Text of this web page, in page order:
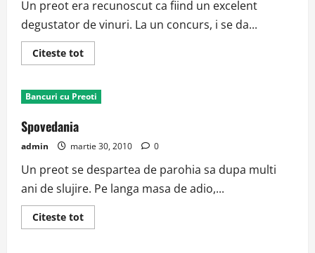
Un preot era recunoscut ca fiind un excelent
degustator de vinuri. La un concurs, i se da...
Citeste totRead
more
de
vinuri
Bancuri cu Preoti
Spovedania
admin martie 30, 2010 0
Un preot se despartea de parohia sa dupa multi
ani de slujire. Pe langa masa de adio,...
Citeste totRead
more